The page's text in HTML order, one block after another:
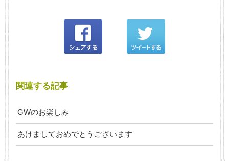
関連する記事
GWのお楽しみ
あけましておめでとうございます